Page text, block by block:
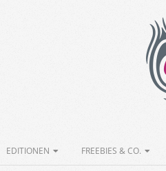
EDITIONEN FREEBIES & CO.